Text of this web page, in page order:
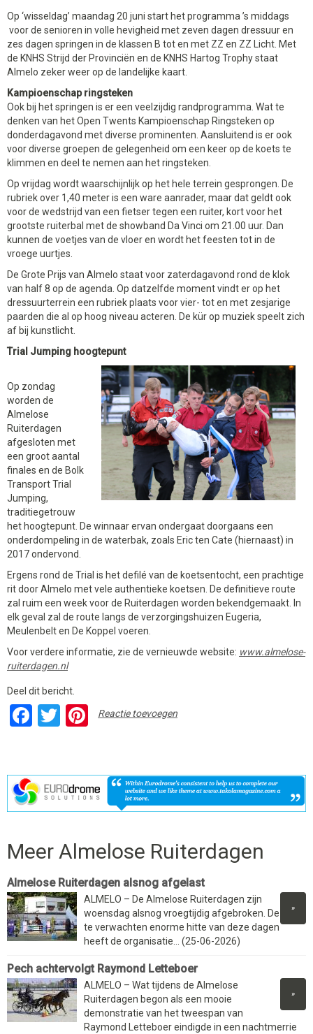
Op ‘wisseldag’ maandag 20 juni start het programma ’s middags
voor de senioren in volle hevigheid met zeven dagen dressuur en
zes dagen springen in de klassen B tot en met ZZ en ZZ Licht. Met
de KNHS Strijd der Provinciën en de KNHS Hartog Trophy staat
Almelo zeker weer op de landelijke kaart.
Kampioenschap ringsteken
Ook bij het springen is er een veelzijdig randprogramma. Wat te
denken van het Open Twents Kampioenschap Ringsteken op
donderdagavond met diverse prominenten. Aansluitend is er ook
voor diverse groepen de gelegenheid om een keer op de koets te
klimmen en deel te nemen aan het ringsteken.
Op vrijdag wordt waarschijnlijk op het hele terrein gesprongen. De
rubriek over 1,40 meter is een ware aanrader, maar dat geldt ook
voor de wedstrijd van een fietser tegen een ruiter, kort voor het
grootste ruiterbal met de showband Da Vinci om 21.00 uur. Dan
kunnen de voetjes van de vloer en wordt het feesten tot in de
vroege uurtjes.
De Grote Prijs van Almelo staat voor zaterdagavond rond de klok
van half 8 op de agenda. Op datzelfde moment vindt er op het
dressuurterrein een rubriek plaats voor vier- tot en met zesjarige
paarden die al op hoog niveau acteren. De kür op muziek speelt zich
af bij kunstlicht.
Trial Jumping hoogtepunt
Op zondag
worden de
Almelose
Ruiterdagen
afgesloten met
een groot aantal
finales en de Bolk
Transport Trial
Jumping,
traditiegetrouw
het hoogtepunt. De winnaar ervan ondergaat doorgaans een
onderdompeling in de waterbak, zoals Eric ten Cate (hiernaast) in
2017 ondervond.
Ergens rond de Trial is het defilé van de koetsentocht, een prachtige
rit door Almelo met vele authentieke koetsen. De definitieve route
zal ruim een week voor de Ruiterdagen worden bekendgemaakt. In
elk geval zal de route langs de verzorgingshuizen Eugeria,
Meulenbelt en De Koppel voeren.
Voor verdere informatie, zie de vernieuwde website: www.almelose-
ruiterdagen.nl
Deel dit bericht.
Facebook
TwitterPinterest
Reactie toevoegen
Meer Almelose Ruiterdagen
Almelose Ruiterdagen alsnog afgelast
»
ALMELO – De Almelose Ruiterdagen zijn
woensdag alsnog vroegtijdig afgebroken. De
te verwachten enorme hitte van deze dagen
heeft de organisatie... (25-06-2026)
Pech achtervolgt Raymond Letteboer
»
ALMELO – Wat tijdens de Almelose
Ruiterdagen begon als een mooie
demonstratie van het tweespan van
Raymond Letteboer eindigde in een nachtmerrie